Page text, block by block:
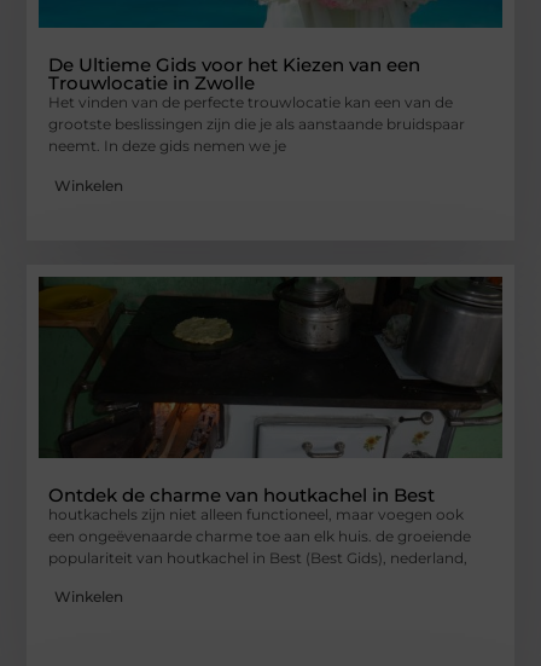
De Ultieme Gids voor het Kiezen van een
Trouwlocatie in Zwolle
Het vinden van de perfecte trouwlocatie kan een van de
grootste beslissingen zijn die je als aanstaande bruidspaar
neemt. In deze gids nemen we je
Winkelen
Ontdek de charme van houtkachel in Best
houtkachels zijn niet alleen functioneel, maar voegen ook
een ongeëvenaarde charme toe aan elk huis. de groeiende
populariteit van houtkachel in Best (Best Gids), nederland,
Winkelen